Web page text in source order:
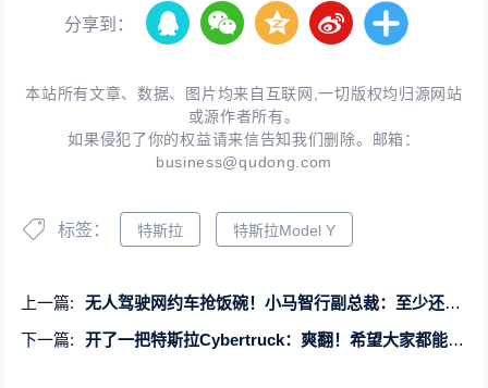
分享到：
本站所有文章、数据、图片均来自互联网,一切版权均归源网站
或源作者所有。
如果侵犯了你的权益请来信告知我们删除。邮箱：
business@qudong.com
标签： 特斯拉 特斯拉Model Y
上一篇:
无人驾驶网约车抢饭碗！小马智行副总裁：至少还需5年
下一篇:
开了一把特斯拉Cybertruck：爽翻！希望大家都能试试